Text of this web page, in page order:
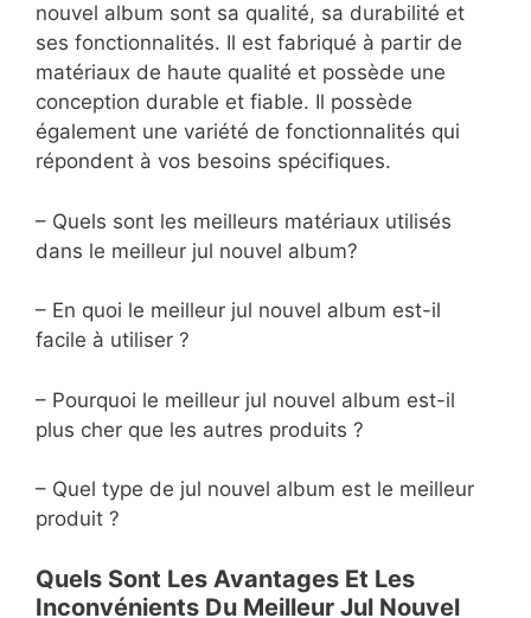
nouvel album sont sa qualité, sa durabilité et
ses fonctionnalités. Il est fabriqué à partir de
matériaux de haute qualité et possède une
conception durable et fiable. Il possède
également une variété de fonctionnalités qui
répondent à vos besoins spécifiques.
– Quels sont les meilleurs matériaux utilisés
dans le meilleur jul nouvel album?
– En quoi le meilleur jul nouvel album est-il
facile à utiliser ?
– Pourquoi le meilleur jul nouvel album est-il
plus cher que les autres produits ?
– Quel type de jul nouvel album est le meilleur
produit ?
Quels Sont Les Avantages Et Les
Inconvénients Du Meilleur Jul Nouvel